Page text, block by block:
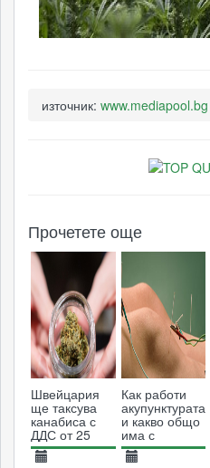
източник: www.mediapool.bg
Прочетете още
Швейцария
ще таксува
канабиса с
ДДС от 25
процента
Как работи
акупунктурата
и какво общо
има с
канабиса